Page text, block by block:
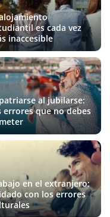
es cada vez
inaccesible
al jubilarse:
errores que no debes
en el extranjero:
con los errores